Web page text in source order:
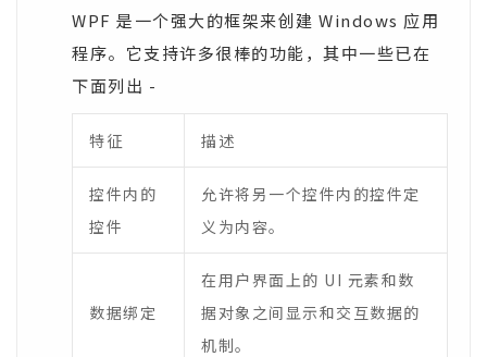
WPF 是一个强大的框架来创建 Windows 应用
程序。它支持许多很棒的功能，其中一些已在
下面列出 -
特征 描述
控件内的
控件
允许将另一个控件内的控件定
义为内容。
数据绑定
在用户界面上的 UI 元素和数
据对象之间显示和交互数据的
机制。